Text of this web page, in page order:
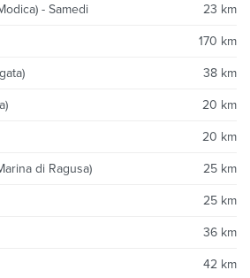
- Samedi 23 km
170 km
38 km
20 km
20 km
di Ragusa) 25 km
25 km
36 km
42 km